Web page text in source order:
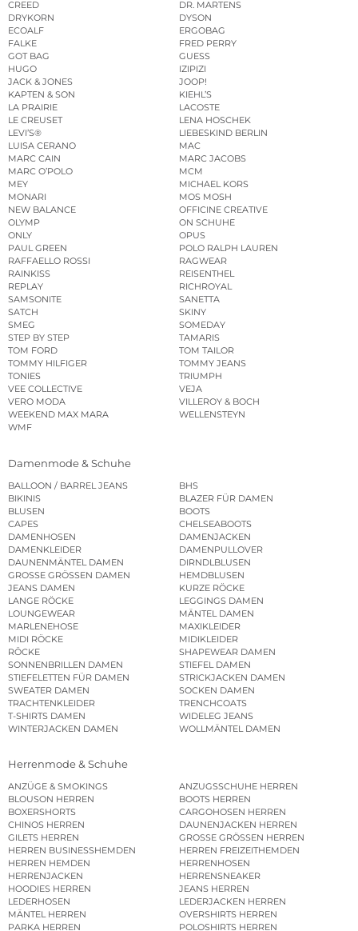
CREED
DR. MARTENS
DRYKORN
DYSON
ECOALF
ERGOBAG
FALKE
FRED PERRY
GOT BAG
GUESS
HUGO
IZIPIZI
JACK & JONES
JOOP!
KAPTEN & SON
KIEHL’S
LA PRAIRIE
LACOSTE
LE CREUSET
LENA HOSCHEK
LEVI’S®
LIEBESKIND BERLIN
LUISA CERANO
MAC
MARC CAIN
MARC JACOBS
MARC O’POLO
MCM
MEY
MICHAEL KORS
MONARI
MOS MOSH
NEW BALANCE
OFFICINE CREATIVE
OLYMP
ON SCHUHE
ONLY
OPUS
PAUL GREEN
POLO RALPH LAUREN
RAFFAELLO ROSSI
RAGWEAR
RAINKISS
REISENTHEL
REPLAY
RICHROYAL
SAMSONITE
SANETTA
SATCH
SKINY
SMEG
SOMEDAY
STEP BY STEP
TAMARIS
TOM FORD
TOM TAILOR
TOMMY HILFIGER
TOMMY JEANS
TONIES
TRIUMPH
VEE COLLECTIVE
VEJA
VERO MODA
VILLEROY & BOCH
WEEKEND MAX MARA
WELLENSTEYN
WMF
Damenmode & Schuhe
BALLOON / BARREL JEANS
BHS
BIKINIS
BLAZER FÜR DAMEN
BLUSEN
BOOTS
CAPES
CHELSEABOOTS
DAMENHOSEN
DAMENJACKEN
DAMENKLEIDER
DAMENPULLOVER
DAUNENMÄNTEL DAMEN
DIRNDLBLUSEN
GROSSE GRÖSSEN DAMEN
HEMDBLUSEN
JEANS DAMEN
KURZE RÖCKE
LANGE RÖCKE
LEGGINGS DAMEN
LOUNGEWEAR
MÄNTEL DAMEN
MARLENEHOSE
MAXIKLEIDER
MIDI RÖCKE
MIDIKLEIDER
RÖCKE
SHAPEWEAR DAMEN
SONNENBRILLEN DAMEN
STIEFEL DAMEN
STIEFELETTEN FÜR DAMEN
STRICKJACKEN DAMEN
SWEATER DAMEN
SOCKEN DAMEN
TRACHTENKLEIDER
TRENCHCOATS
T-SHIRTS DAMEN
WIDELEG JEANS
WINTERJACKEN DAMEN
WOLLMÄNTEL DAMEN
Herrenmode & Schuhe
ANZÜGE & SMOKINGS
ANZUGSSCHUHE HERREN
BLOUSON HERREN
BOOTS HERREN
BOXERSHORTS
CARGOHOSEN HERREN
CHINOS HERREN
DAUNENJACKEN HERREN
GILETS HERREN
GROSSE GRÖSSEN HERREN
HERREN BUSINESSHEMDEN
HERREN FREIZEITHEMDEN
HERREN HEMDEN
HERRENHOSEN
HERRENJACKEN
HERRENSNEAKER
HOODIES HERREN
JEANS HERREN
LEDERHOSEN
LEDERJACKEN HERREN
MÄNTEL HERREN
OVERSHIRTS HERREN
PARKA HERREN
POLOSHIRTS HERREN